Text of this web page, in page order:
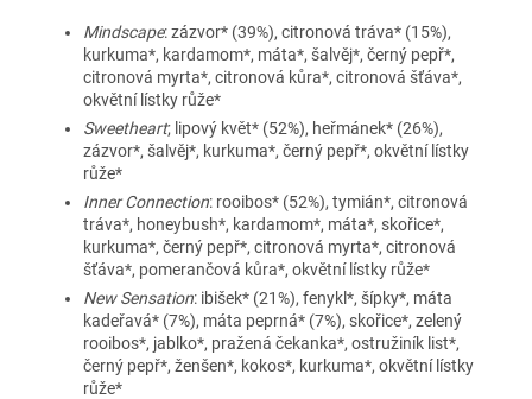
Mindscape: zázvor* (39%), citronová tráva* (15%),
kurkuma*, kardamom*, máta*, šalvěj*, černý pepř*,
citronová myrta*, citronová kůra*, citronová šťáva*,
okvětní lístky růže*
Sweetheart; lipový květ* (52%), heřmánek* (26%),
zázvor*, šalvěj*, kurkuma*, černý pepř*, okvětní lístky
růže*
Inner Connection: rooibos* (52%), tymián*, citronová
tráva*, honeybush*, kardamom*, máta*, skořice*,
kurkuma*, černý pepř*, citronová myrta*, citronová
šťáva*, pomerančová kůra*, okvětní lístky růže*
New Sensation: ibišek* (21%), fenykl*, šípky*, máta
kadeřavá* (7%), máta peprná* (7%), skořice*, zelený
rooibos*, jablko*, pražená čekanka*, ostružiník list*,
černý pepř*, ženšen*, kokos*, kurkuma*, okvětní lístky
růže*